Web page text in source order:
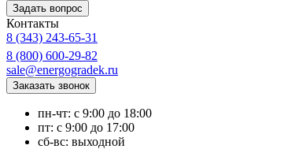
Контакты
8 (343) 243-65-31
8 (800) 600-29-82
sale@energogradek.ru
пн-чт: с 9:00 до 18:00
пт: с 9:00 до 17:00
сб-вс: выходной